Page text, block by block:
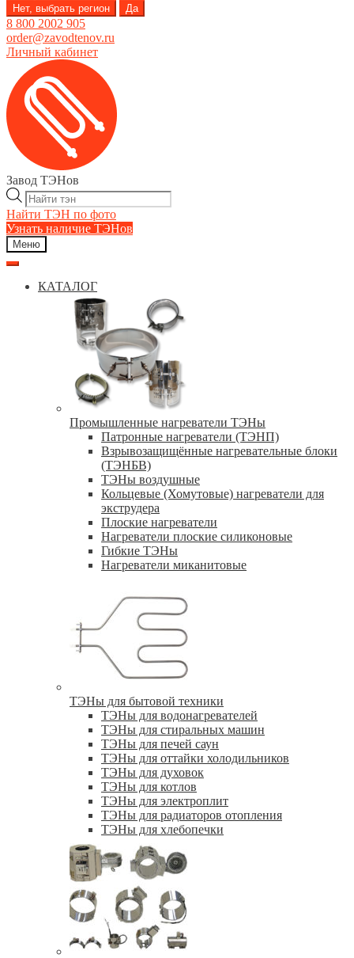
Нет, выбрать регион Да
8 800 2002 905
order@zavodtenov.ru
Личный кабинет
Перейти
навигации
Перейти
содержимому
Завод ТЭНов
Поиск
товаров
Найти ТЭН по фото
Узнать наличие ТЭНов
Меню
КАТАЛОГ
Промышленные нагреватели ТЭНы
Патронные нагреватели (ТЭНП)
Взрывозащищённые нагревательные блоки
(ТЭНБВ)
ТЭНы воздушные
Кольцевые (Хомутовые) нагреватели для
экструдера
Плоские нагреватели
Нагреватели плоские силиконовые
Гибкие ТЭНы
Нагреватели миканитовые
ТЭНы для бытовой техники
ТЭНы для водонагревателей
ТЭНы для стиральных машин
ТЭНы для печей саун
ТЭНы для оттайки холодильников
ТЭНы для духовок
ТЭНы для котлов
ТЭНы для электроплит
ТЭНы для радиаторов отопления
ТЭНы для хлебопечки